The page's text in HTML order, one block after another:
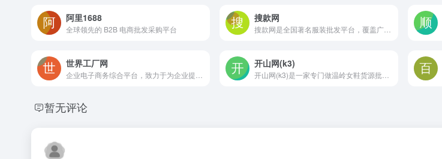
阿里1688
全球领先的 B2B 电商批发采购平台
搜款网
世界工厂网 开山网(k3)
暂无评论